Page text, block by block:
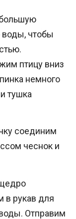
воды, чтобы
птицу вниз
немного
тушка
соединим
чеснок и
рукав для
Отправим